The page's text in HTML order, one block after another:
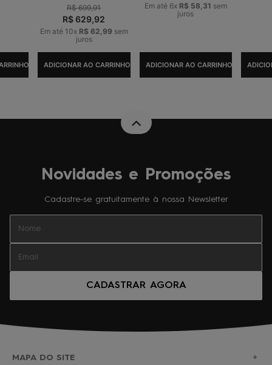
R$ 699,91
R$629,92
Em até 10x R$ 62 99 sem
juros
ADICIONAR AO CARRINHO
Em até 6x R$ 58 31 sem
juros
ADICIONAR AO CARRINHO
Novidades e Promoções
Cadastre-se gratuitamente à nossa Newsletter
CADASTRAR AGORA
MAPA DO SITE +